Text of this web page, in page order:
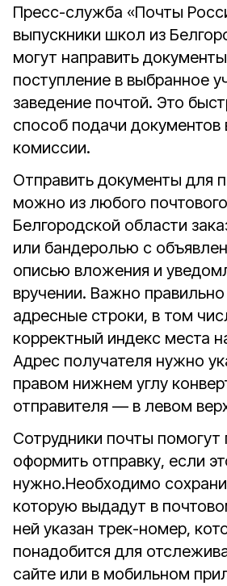
Пресс-служба «Почты
выпускники школ из
могут направить
поступление в выбранное
заведение почтой. Это
способ подачи
комиссии.
Отправить документы для
можно из любого
Белгородской области
или бандеролью с
описью вложения и
вручении. Важно
адресные строки, в том
корректный индекс места
Адрес получателя нужно
правом нижнем углу
отправителя — в левом
Сотрудники почты помогут
оформить отправку, если
нужно.Необходимо
которую выдадут в
ней указан трек-номер,
понадобится для
сайте или в мобильном